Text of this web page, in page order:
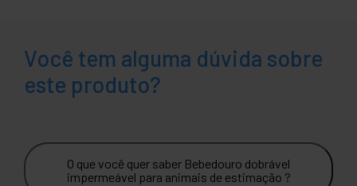
Você tem alguma dúvida sobre
este produto?
O que você quer saber Bebedouro dobrável
impermeável para animais de estimação ?